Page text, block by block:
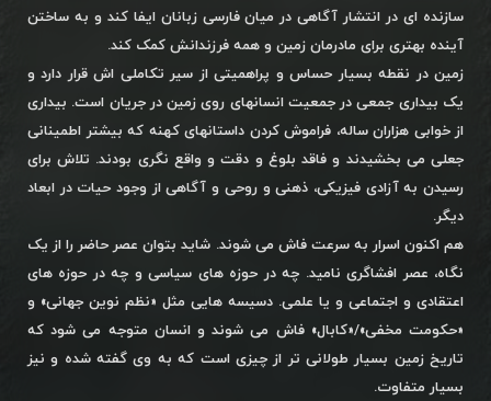
سازنده ای در انتشار آگاهی در میان فارسی زبانان ایفا کند و به ساختن
آینده بهتری برای مادرمان زمین و همه فرزندانش کمک کند.
زمین در نقطه بسیار حساس و پراهمیتی از سیر تکاملی اش قرار دارد و
یک بیداری جمعی در جمعیت انسانهای روی زمین در جریان است. بیداری
از خوابی هزاران ساله، فراموش کردن داستانهای کهنه که بیشتر اطمینانی
جعلی می بخشیدند و فاقد بلوغ و دقت و واقع نگری بودند. تلاش برای
رسیدن به آزادی فیزیکی، ذهنی و روحی و آگاهی از وجود حیات در ابعاد
دیگر.
هم اکنون اسرار به سرعت فاش می شوند. شاید بتوان عصر حاضر را از یک
نگاه، عصر افشاگری نامید. چه در حوزه های سیاسی و چه در حوزه های
اعتقادی و اجتماعی و یا علمی. دسیسه هایی مثل «نظم نوین جهانی» و
«حکومت مخفی»/«کابال» فاش می شوند و انسان متوجه می شود که
تاریخ زمین بسیار طولانی تر از چیزی است که به وی گفته شده و نیز
بسیار متفاوت.